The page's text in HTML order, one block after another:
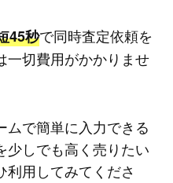
45秒で同時査定依頼を
一切費用がかかりませ
ムで簡単に入力できる
少しでも高く売りたい
利用してみてくださ